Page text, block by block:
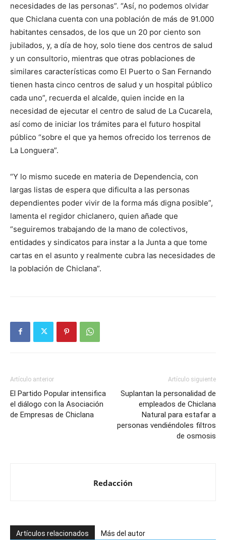
necesidades de las personas”. “Así, no podemos olvidar
que Chiclana cuenta con una población de más de 91.000
habitantes censados, de los que un 20 por ciento son
jubilados, y, a día de hoy, solo tiene dos centros de salud
y un consultorio, mientras que otras poblaciones de
similares características como El Puerto o San Fernando
tienen hasta cinco centros de salud y un hospital público
cada uno”, recuerda el alcalde, quien incide en la
necesidad de ejecutar el centro de salud de La Cucarela,
así como de iniciar los trámites para el futuro hospital
público “sobre el que ya hemos ofrecido los terrenos de
La Longuera”.
“Y lo mismo sucede en materia de Dependencia, con
largas listas de espera que dificulta a las personas
dependientes poder vivir de la forma más digna posible”,
lamenta el regidor chiclanero, quien añade que
“seguiremos trabajando de la mano de colectivos,
entidades y sindicatos para instar a la Junta a que tome
cartas en el asunto y realmente cubra las necesidades de
la población de Chiclana”.
Artículo anterior
El Partido Popular intensifica
el diálogo con la Asociación
de Empresas de Chiclana
Artículo siguiente
Suplantan la personalidad de
empleados de Chiclana
Natural para estafar a
personas vendiéndoles filtros
de osmosis
Redacción
Artículos relacionados Más del autor